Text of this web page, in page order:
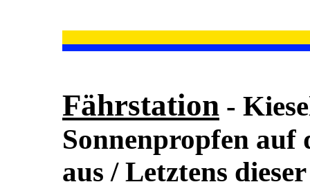
Fährstation -
Sonnenpropfen auf
aus / Letztens